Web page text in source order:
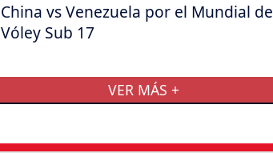
China vs Venezuela por el Mundial de
Vóley Sub 17
VER MÁS +